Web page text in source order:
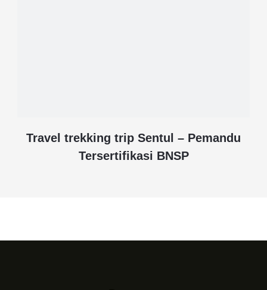
Travel trekking trip Sentul – Pemandu
Tersertifikasi BNSP